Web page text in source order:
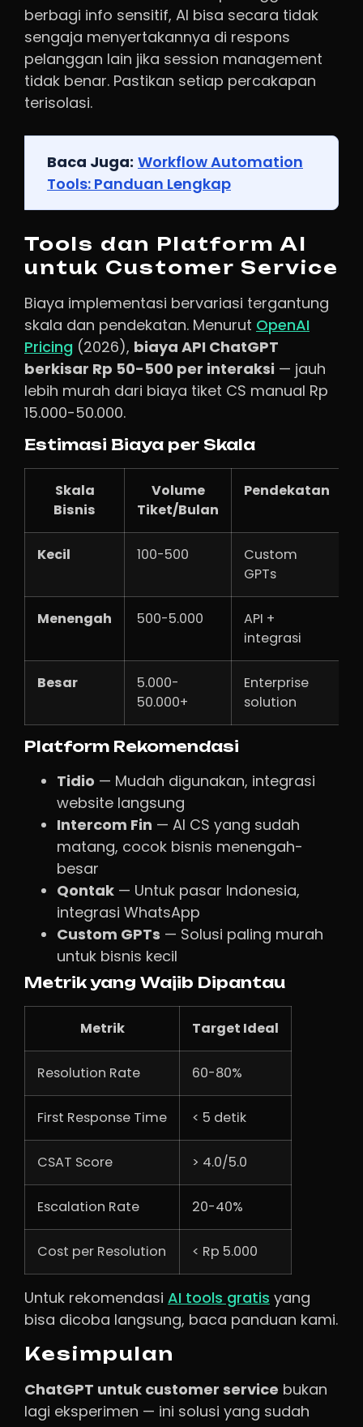
berbagi info sensitif, AI bisa secara tidak
sengaja menyertakannya di respons
pelanggan lain jika session management
tidak benar. Pastikan setiap percakapan
terisolasi.
Baca Juga: Workflow Automation
Tools: Panduan Lengkap
Tools dan Platform AI
untuk Customer Service
Biaya implementasi bervariasi tergantung
skala dan pendekatan. Menurut OpenAI
Pricing (2026), biaya API ChatGPT
berkisar Rp 50-500 per interaksi — jauh
lebih murah dari biaya tiket CS manual Rp
15.000-50.000.
Estimasi Biaya per Skala
Skala
Bisnis
Volume
Tiket/Bulan
Pendekatan
Kecil 100-500
Custom
GPTs
Menengah 500-5.000
API +
integrasi
Besar
5.000-
50.000+
Enterprise
solution
Platform Rekomendasi
Tidio — Mudah digunakan, integrasi
website langsung
Intercom Fin — AI CS yang sudah
matang, cocok bisnis menengah-
besar
Qontak — Untuk pasar Indonesia,
integrasi WhatsApp
Custom GPTs — Solusi paling murah
untuk bisnis kecil
Metrik yang Wajib Dipantau
Metrik Target Ideal
Resolution Rate 60-80%
First Response Time < 5 detik
CSAT Score > 4.0/5.0
Escalation Rate 20-40%
Cost per Resolution < Rp 5.000
Untuk rekomendasi AI tools gratis yang
bisa dicoba langsung, baca panduan kami.
Kesimpulan
ChatGPT untuk customer service bukan
lagi eksperimen — ini solusi yang sudah